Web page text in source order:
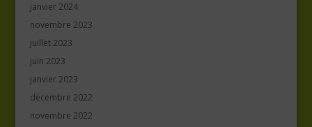
janvier 2024
novembre 2023
juillet 2023
juin 2023
janvier 2023
décembre 2022
novembre 2022